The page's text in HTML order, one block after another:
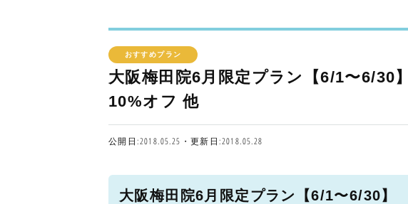
おすすめプラン
大阪梅田院6月限定プラン【6/1〜6/30
10%オフ 他
公開日:2018.05.25・更新日:2018.05.28
大阪梅田院6月限定プラン【6/1〜6/30】